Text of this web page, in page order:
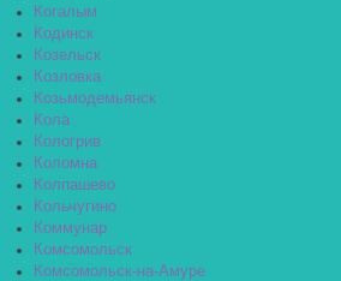
Когалым
Кодинск
Козельск
Козловка
Козьмодемьянск
Кола
Кологрив
Коломна
Колпашево
Кольчугино
Коммунар
Комсомольск
Комсомольск-на-Амуре